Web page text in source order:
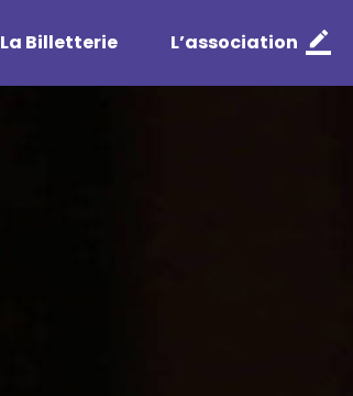
La Billetterie L’association